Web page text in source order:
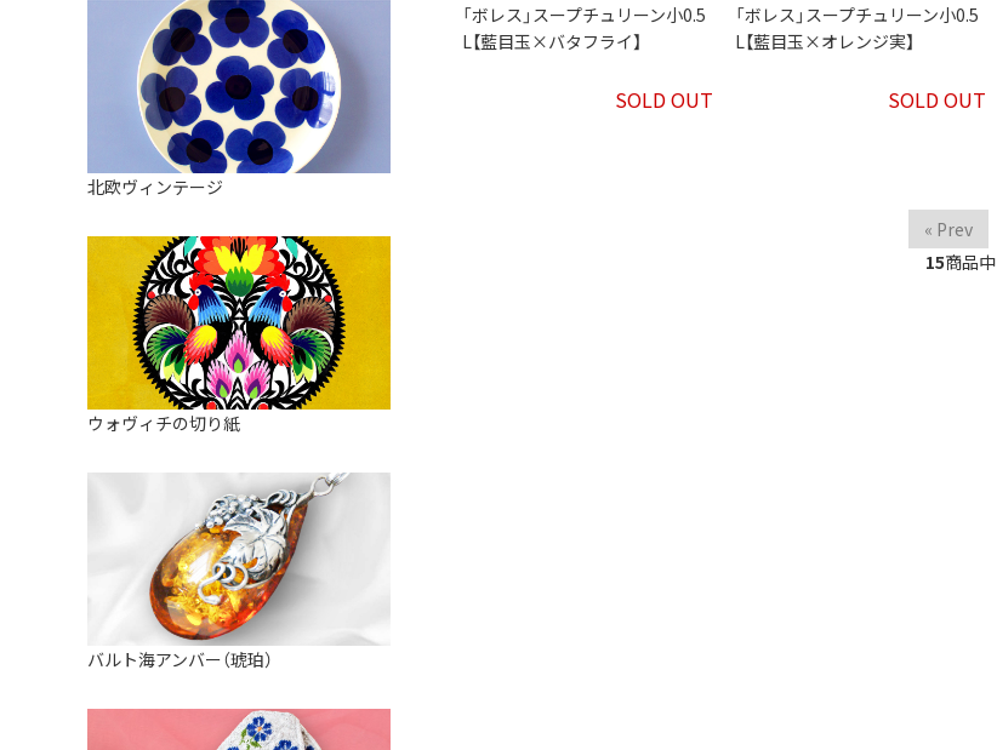
「ボレス」スープチュリーン小0.5
L【藍目玉×バタフライ】
SOLD OUT
「ボレス」スープチュリーン小0.5
L【藍目玉×オレンジ実】
SOLD OUT
« Prev
15商品中
そば猪口・フリーカップ
ココット
薬味入れ
ミキシングボウル
すべて見る
オーナメント
クリーマー
バス・洗面用品
家具小物
小物入れ
アロマポット
バスケット
装飾用タイル・プレート
ミニチュア
天使さま
カードスタンド
マグネット
すべて見る
ペンダントトップ
すべて見る
北欧ヴィンテージ
ウォヴィチの切り紙
バルト海アンバー（琥珀）